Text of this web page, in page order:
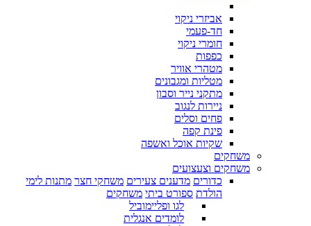
אביזרי ניקוי
חד-פעמי
חומרי ניקוי
כפפות
מטהרי אוויר
מטליות ומגבונים
מתקני נייר וסבון
ניירות לנגוב
פחים וסלים
פינת קפה
שקיות אוכל ואשפה
משחקים
משחקים וצעצועים
כדורים מדענים צעירים משחקי חצר מתנות לימי
הולדת ספורט ביתי משחקים
לגו ופליימוביל
לומדים אנגלית